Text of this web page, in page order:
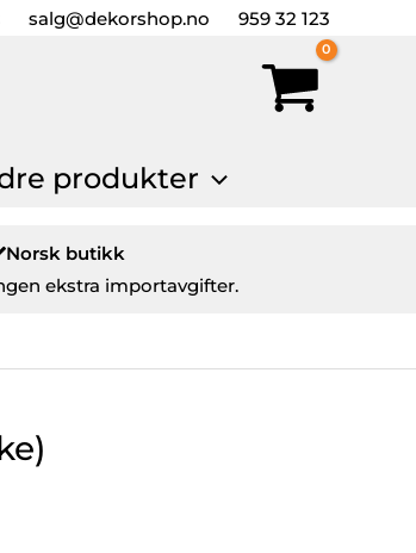
salg@dekorshop.no 959 32 123
produkter
Norsk butikk
ekstra importavgifter.